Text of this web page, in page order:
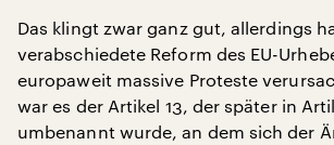
Das klingt zwar ganz gut, allerdings
verabschiedete Reform des EU-
europaweit massive Proteste
war es der Artikel 13, der später in
umbenannt wurde, an dem sich der